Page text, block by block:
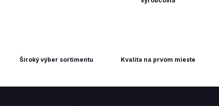
Kvalita na prvom mieste
Široký výber sortimentu